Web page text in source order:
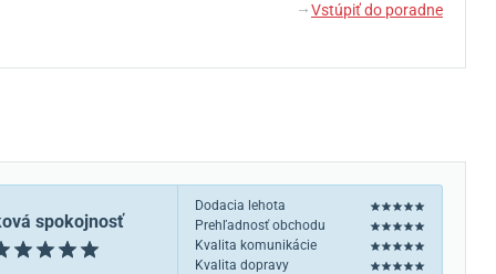
↓ Vstúpiť do poradne
spokojnosť
Dodacia lehota
Prehľadnosť obchodu
Kvalita komunikácie
Kvalita dopravy